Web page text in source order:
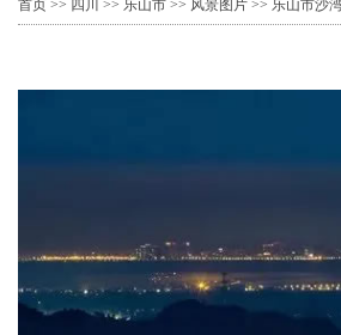
首页 >> 四川 >> 乐山市 >> 风景图片 >> 乐山市沙